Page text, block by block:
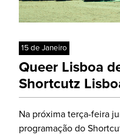
15 de Janeiro
Queer Lisboa
Shortcutz
Na próxima terça-feira
programação do